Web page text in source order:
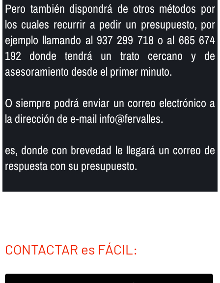
Pero también dispondrá de otros métodos por
los cuales recurrir a pedir un presupuesto, por
ejemplo llamando al 937 299 718 o al 665 674
192 donde tendrá un trato cercano y de
asesoramiento desde el primer minuto.
O siempre podrá enviar un correo electrónico a
la dirección de e-mail info@fervalles.
es, donde con brevedad le llegará un correo de
respuesta con su presupuesto.
CONTACTAR es FÁCIL: